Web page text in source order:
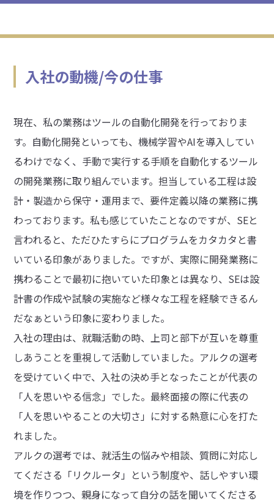
入社の動機/今の仕事
現在、私の業務はツールの自動化開発を行っておりま
す。自動化開発といっても、機械学習やAIを導入してい
るわけでなく、手動で実行する手順を自動化するツール
の開発業務に取り組んでいます。担当している工程は設
計・製造から保守・運用まで、要件定義以降の業務に携
わっております。私も感じていたことなのですが、SEと
言われると、ただひたすらにプログラムをカタカタと書
いている印象がありました。ですが、実際に開発業務に
携わることで最初に抱いていた印象とは異なり、SEは設
計書の作成や試験の実施など様々な工程を経験できるん
だなぁという印象に変わりました。
入社の理由は、就職活動の時、上司と部下が互いを尊重
しあうことを重視して活動していました。アルクの選考
を受けていく中で、入社の決め手となったことが代表の
「人を思いやる信念」でした。最終面接の際に代表の
「人を思いやることの大切さ」に対する熱意に心を打た
れました。
アルクの選考では、就活生の悩みや相談、質問に対応し
てくださる「リクルータ」という制度や、話しやすい環
境を作りつつ、親身になって自分の話を聞いてくださる